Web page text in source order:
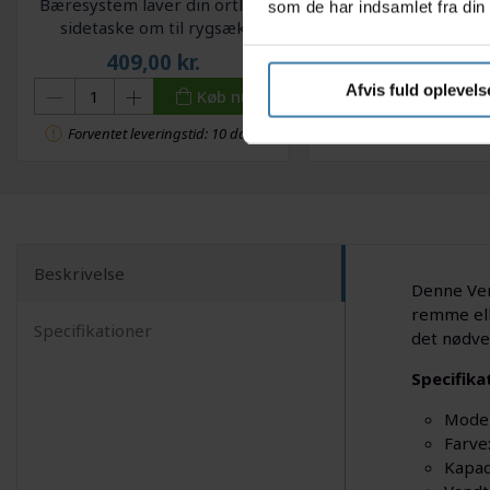
som de har indsamlet fra
Afvis fuld
sidetaske om til rygsæk
409,00 kr.
Køb nu
Forventet leveringstid: 10 dage
cykelpumpe -
8,00kr.
Se mere
Beskrivelse
Specifikationer
Denne
remme
det